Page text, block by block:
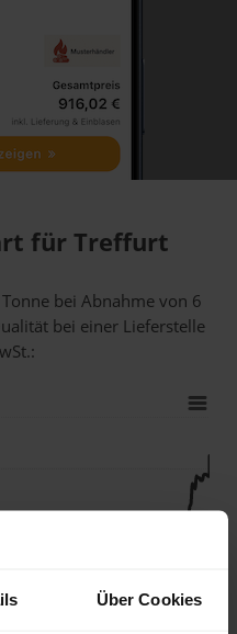
Über Cookies
für Treffurt
bei Abnahmevon 6
bei einer Lieferstelle